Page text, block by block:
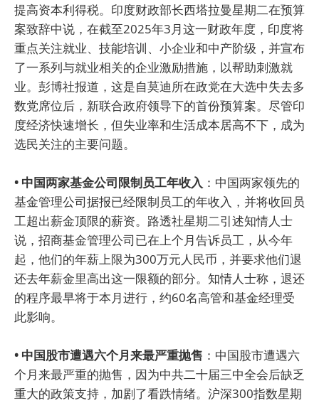
提高资本利得税。印度财政部长西塔拉曼星期二在预算
案致辞中说，在截至2025年3月这一财政年度，印度将
重点关注就业、技能培训、小企业和中产阶级，并宣布
了一系列与就业相关的企业激励措施，以帮助刺激就
业。彭博社报道，这是自莫迪所在政党在大选中失去多
数党席位后，新联合政府领导下的首份预算案。尽管印
度经济快速增长，但失业率和生活成本居高不下，成为
选民关注的主要问题。
• 中国两家基金公司限制员工年收入 ：中国两家领先的
基金管理公司据报已经限制员工的年收入，并将收回员
工超出薪金顶限的薪资。路透社星期二引述知情人士
说，招商基金管理公司已在上个月告诉员工，从今年
起，他们的年薪上限为300万元人民币，并要求他们退
还去年薪金里高出这一限额的部分。知情人士称，退还
的程序最早将于本月进行，约60名高管和基金经理受
此影响。
• 中国股市遭遇六个月来最严重抛售 ：中国股市遭遇六
个月来最严重的抛售，因为中共二十届三中全会后缺乏
重大的政策支持，加剧了看跌情绪。沪深300指数星期